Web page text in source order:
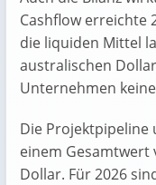
Cashflow erreichte
die liquiden Mittel
australischen
Unternehmen
Die Projektpipeline
einem Gesamtwert
Dollar. Für 2026